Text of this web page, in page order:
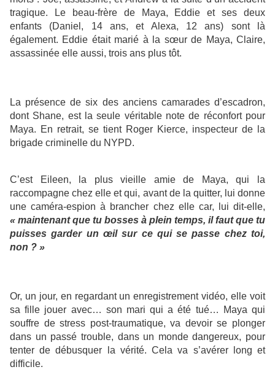
tragique. Le beau-frère de Maya, Eddie et ses deux
enfants (Daniel, 14 ans, et Alexa, 12 ans) sont là
également. Eddie était marié à la sœur de Maya, Claire,
assassinée elle aussi, trois ans plus tôt.
La présence de six des anciens camarades d’escadron,
dont Shane, est la seule véritable note de réconfort pour
Maya. En retrait, se tient Roger Kierce, inspecteur de la
brigade criminelle du NYPD.
C’est Eileen, la plus vieille amie de Maya, qui la
raccompagne chez elle et qui, avant de la quitter, lui donne
une caméra-espion à brancher chez elle car, lui dit-elle,
« maintenant que tu bosses à plein temps, il faut que tu
puisses garder un œil sur ce qui se passe chez toi,
non ? »
Or, un jour, en regardant un enregistrement vidéo, elle voit
sa fille jouer avec… son mari qui a été tué… Maya qui
souffre de stress post-traumatique, va devoir se plonger
dans un passé trouble, dans un monde dangereux, pour
tenter de débusquer la vérité. Cela va s’avérer long et
difficile.